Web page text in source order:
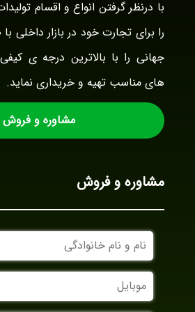
با درنظر گرفتن انواع و اقسام
را برای تجارت خود در بازار داخلی
جهانی را با بالاترین درجه ی
های مناسب تهیه و خریداری نماید.
مشاوره و فروش
مشاوره و فروش
نام
و
نام
خانوادگی
موبایل